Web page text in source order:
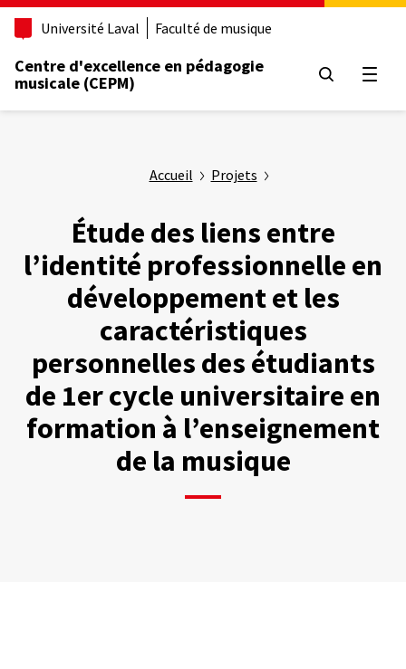
Aller
principal
Université Laval Faculté de musique
Centre d'excellence en pédagogie
musicale (CEPM)
Accueil Projets
Étude des liens entre
l’identité professionnelle en
développement et les
caractéristiques
personnelles des étudiants
de 1er cycle universitaire en
formation à l’enseignement
de la musique